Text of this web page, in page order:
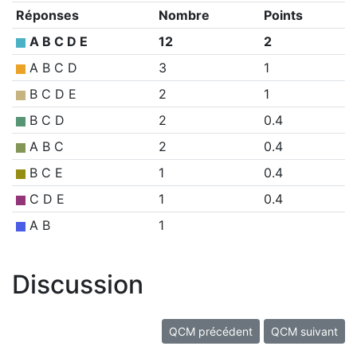
Réponses Nombre
Points
A B C D E
12
2
A B C D
3
1
B C D E
2
1
B C D
2
0.4
A B C
2
0.4
B C E
1
0.4
C D E
1
0.4
A B
1
Discussion
QCM précédent QCM suivant